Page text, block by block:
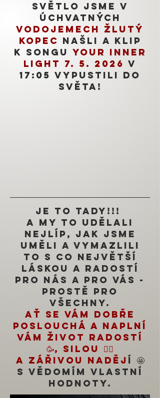
Světlo jsme v
úchvatných
vodojemech žlutý
kopec našli a klip
k songu Your Inner
Light 7. 5. 2026 v
17:05 vypustili do
světa!
Je to TADY!!!
A my TO udělali
nejlíp, jak jsme
uměli a vymazlili
TO s co největší
láskou a radostí
pro nás a pro Vás -
prostě pro
všechny.
Ať se Vám dobře
poslouchá a naplní
Vám život radostí
🥳, silou ❤️‍🔥
a zářivou nadějí 🤩
s vědomím vlastní
hodnoty.